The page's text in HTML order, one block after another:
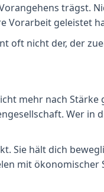
trägst.
Vorarbeit geleistet
oft nicht der, der
mehr nach
Wer in
Sie hält dich
mit ökonomischer